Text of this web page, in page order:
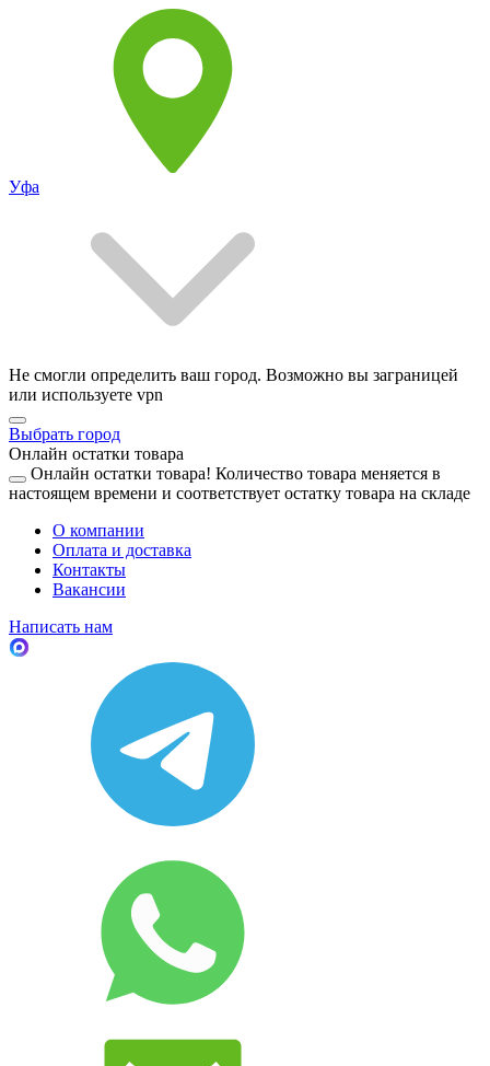
Уфа
Не смогли определить ваш город. Возможно вы заграницей
или используете vpn
Выбрать город
Онлайн остатки товара
Онлайн остатки товара! Количество товара меняется в
настоящем времени и соответствует остатку товара на складе
О компании
Оплата и доставка
Контакты
Вакансии
Написать нам